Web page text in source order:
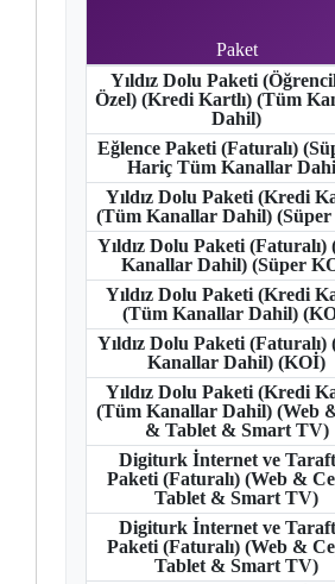
Paket
Yıldız Dolu Paketi
Özel) (Kredi Kartlı) (Tüm
Dahil)
Eğlence Paketi (Faturalı)
Hariç Tüm Kanallar
Yıldız Dolu Paketi (Kredi
(Tüm Kanallar Dahil)
Yıldız Dolu Paketi (Faturalı)
Kanallar Dahil) (Süper
Yıldız Dolu Paketi (Kredi
(Tüm Kanallar Dahil)
Yıldız Dolu Paketi (Faturalı)
Kanallar Dahil) (KOİ)
Yıldız Dolu Paketi (Kredi
(Tüm Kanallar Dahil) (Web
& Tablet & Smart TV)
Digiturk İnternet ve
Paketi (Faturalı) (Web &
Tablet & Smart TV)
Digiturk İnternet ve
Paketi (Faturalı) (Web &
Tablet & Smart TV)